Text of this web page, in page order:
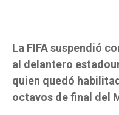
La FIFA suspendió
al delantero
quien quedó
octavos de final del